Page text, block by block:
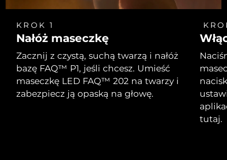
KROK 1
Nałóż maseczkę
Zacznij z czystą, suchą twarzą i nałóż
bazę FAQ™ P1, jeśli chcesz. Umieść
maseczkę LED FAQ™ 202 na twarzy i
zabezpiecz ją opaską na głowę.
tutaj.